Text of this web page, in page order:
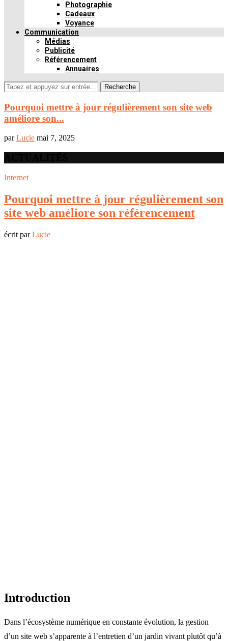
Photographie
Cadeaux
Voyance
Communication
Médias
Publicité
Référencement
Annuaires
Recherche
Pourquoi mettre à jour régulièrement son site web
améliore son...
parLucie mai 7, 2025
Internet
Pourquoi mettre à jour régulièrement son
site web améliore son référencement
écrit parLucie
Introduction
Dans l’écosystème numérique en constante évolution, la gestion
d’un site web s’apparente à l’entretien d’un jardin vivant plutôt qu’à